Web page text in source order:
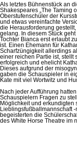
Als letztes Bühnenstück an
Shakespeares „The Taming
Oberstufenschüler der
und etwas vereinfachte
die Herausforderung
gelang. In diesem Stück
Tochter Bianca erst erlaubt
ist. Einen Ehemann für
Scharfzüngigkeit allerdings
einer reichen Partie ist, stellt
erfolgreich und ehelicht
Dieses aufgrund der
gaben die Schauspieler in
Kate mit viel Wortwitz und
Nach jeder Aufführung
Schauspielern Fragen zu
Möglichkeit und
Lieblingsfußballmannschaft
begeisterten die
des White Horse Theatre im